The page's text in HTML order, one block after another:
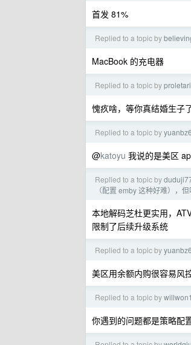
首发 81%
Replied to a topic by
MacBook 的充电器
Replied to a topic by
愧疚啥，等你真结婚生子
Replied to a topic by
@katoyu 我说的是美区
Replied to a topic by
（配置 emby 这种好难），
本地解码芝杜更实用，
限制了后续升级系统
Replied to a topic by
美区用余额内购很容易风
Replied to a topic bywillwon1
你遇到的问题都是策略配